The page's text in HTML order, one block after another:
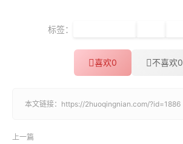
标签：
喜欢0 不喜欢0
本文链接： https://2huoqingnian.com/?id=1886
上一篇